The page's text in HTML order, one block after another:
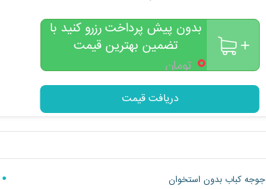
بدون پیش پرداخت رزرو کنید با
تضمین بهترین قیمت
۰تومان
دریافت قیمت
جوجه کباب بدون استخوان